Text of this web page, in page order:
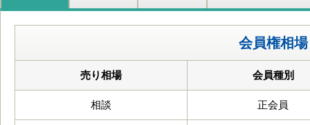
会員権相場
売り相場 会員種別
相談 正会員